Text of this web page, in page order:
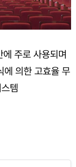
주로 사용되며
에 의한 고효율 무
템